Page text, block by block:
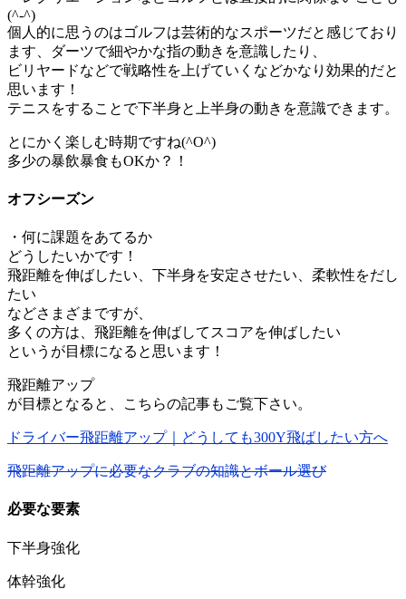
(^-^)
個人的に思うのはゴルフは芸術的なスポーツだと感じており
ます、ダーツで細やかな指の動きを意識したり、
ビリヤードなどで戦略性を上げていくなどかなり効果的だと
思います！
テニスをすることで下半身と上半身の動きを意識できます。
とにかく楽しむ時期ですね(^O^)
多少の暴飲暴食もOKか？！
オフシーズン
・何に課題をあてるか
どうしたいかです！
飛距離を伸ばしたい、下半身を安定させたい、柔軟性をだし
たい
などさまざまですが、
多くの方は、飛距離を伸ばしてスコアを伸ばしたい
というが目標になると思います！
飛距離アップ
が目標となると、こちらの記事もご覧下さい。
ドライバー飛距離アップ｜どうしても300Y飛ばしたい方へ
飛距離アップに必要なクラブの知識とボール選び
必要な要素
下半身強化
体幹強化